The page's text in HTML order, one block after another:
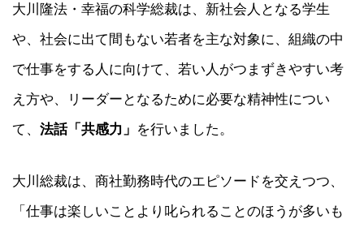
大川隆法・幸福の科学総裁は、新社会人となる学生
や、社会に出て間もない若者を主な対象に、組織の中
で仕事をする人に向けて、若い人がつまずきやすい考
え方や、リーダーとなるために必要な精神性につい
て、 法話「共感力」 を行いました。
大川総裁は、商社勤務時代のエピソードを交えつつ、
「仕事は楽しいことより叱られることのほうが多いも